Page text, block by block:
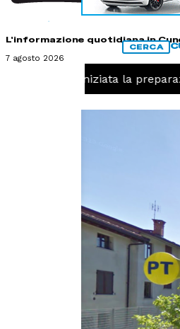
L'informazione quotidiana in
7 agosto 2026
CERCA
Pallavolo, iniziata la